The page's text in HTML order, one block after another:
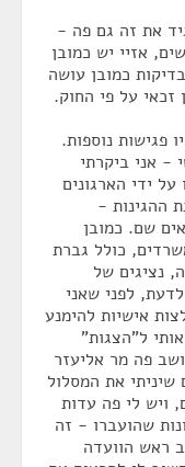
את זה גם פה -
את התיקים. אם יש 400 מורשים, אזיי יש כמובן
בדיקות כמובן עושה
על פי החוק.
פגישות נוספות.
- אני ביקרתי
ידי הארגונים
ההגינות -
שם. כמובן
כולל גברת
נציגים של
לפני שאני
אישיות להימנע
ל"הצגות"
פה מר אליעזר
שיניתי את המסלול
ויש לי פה עדות
שהועברו - זה
ראש הוועדה